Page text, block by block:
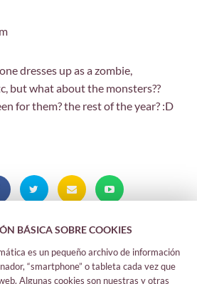
dresses up as a zombie,
but what about the monsters??
for them? the rest of the year? :D
BÁSICA SOBRE COOKIES
es un pequeño archivo de información
“smartphone” o tableta cada vez que
Algunas cookies son nuestras y otras